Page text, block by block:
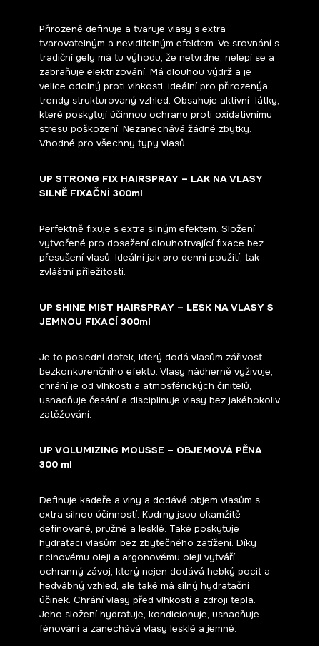
Přirozeně definuje a tvaruje vlasy s extra
tvarovatelným a neviditelným efektem. Ve srovnání s
tradiční gely má tu výhodu, že netvrdne, nelepí se a
zabraňuje elektrizování. Má dlouhou výdrž a je
velice odolný proti vlhkosti, ideální pro přirozenýa
trendy strukturovaný vzhled. Obsahuje aktivní látky,
které poskytují účinnou ochranu proti oxidativnímu
stresu poškození. Nezanechává žádné zbytky.
Vhodné pro všechny typy vlasů.
UP STRONG FIX HAIRSPRAY – LAK NA VLASY
SILNĚ FIXAČNÍ 300ml
Perfektně fixuje s extra silným efektem. Složení
vytvořené pro dosažení dlouhotrvající fixace bez
přesušení vlasů. Ideální jak pro denní použití, tak
zvláštní příležitosti.
UP SHINE MIST HAIRSPRAY – LESK NA VLASY S
JEMNOU FIXACÍ 300ml
Je to poslední dotek, který dodá vlasům zářivost
bezkonkurenčního efektu. Vlasy nádherně vyživuje,
chrání je od vlhkosti a atmosférických činitelů,
usnadňuje česání a disciplinuje vlasy bez jakéhokoliv
zatěžování.
UP VOLUMIZING MOUSSE – OBJEMOVÁ PĚNA
300 ml
Definuje kadeře a vlny a dodává objem vlasům s
extra silnou účinností. Kudrny jsou okamžitě
definované, pružné a lesklé. Také poskytuje
hydrataci vlasům bez zbytečného zatížení. Díky
ricinovému oleji a argonovému oleji vytváří
ochranný závoj, který nejen dodává hebký pocit a
hedvábný vzhled, ale také má silný hydratační
účinek. Chrání vlasy před vlhkostí a zdroji tepla.
Jeho složení hydratuje, kondicionuje, usnadňuje
fénování a zanechává vlasy lesklé a jemné.